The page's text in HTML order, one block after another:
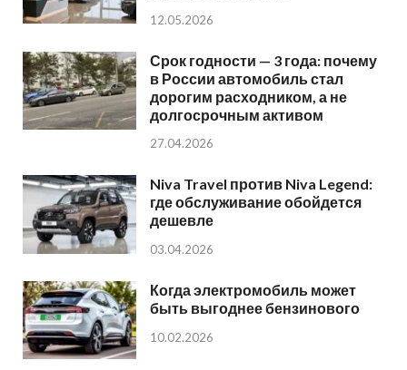
12.05.2026
Срок годности — 3 года: почему
в России автомобиль стал
дорогим расходником, а не
долгосрочным активом
27.04.2026
Niva Travel против Niva Legend:
где обслуживание обойдется
дешевле
03.04.2026
Когда электромобиль может
быть выгоднее бензинового
10.02.2026